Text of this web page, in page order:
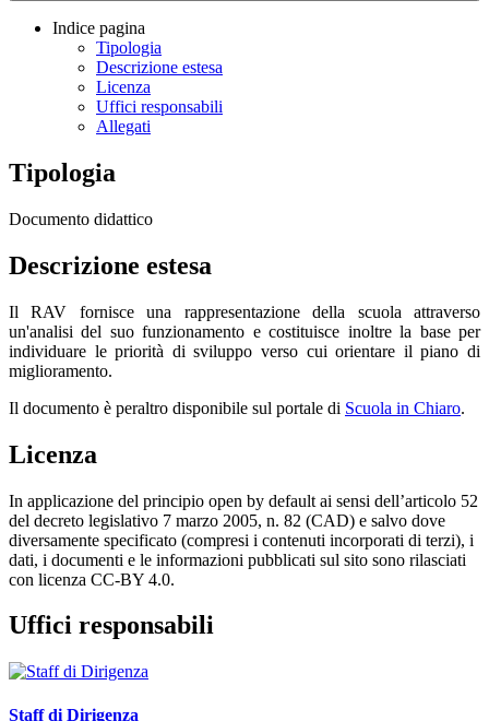
Indice pagina
Tipologia
Descrizione estesa
Licenza
Uffici responsabili
Allegati
Tipologia
Documento didattico
Descrizione estesa
Il RAV fornisce una rappresentazione della scuola attraverso
un'analisi del suo funzionamento e costituisce inoltre la base per
individuare le priorità di sviluppo verso cui orientare il piano di
miglioramento.
Il documento è peraltro disponibile sul portale di Scuola in Chiaro.
Licenza
In applicazione del principio open by default ai sensi dell’articolo 52
del decreto legislativo 7 marzo 2005, n. 82 (CAD) e salvo dove
diversamente specificato (compresi i contenuti incorporati di terzi), i
dati, i documenti e le informazioni pubblicati sul sito sono rilasciati
con licenza CC-BY 4.0.
Uffici responsabili
Staff di Dirigenza